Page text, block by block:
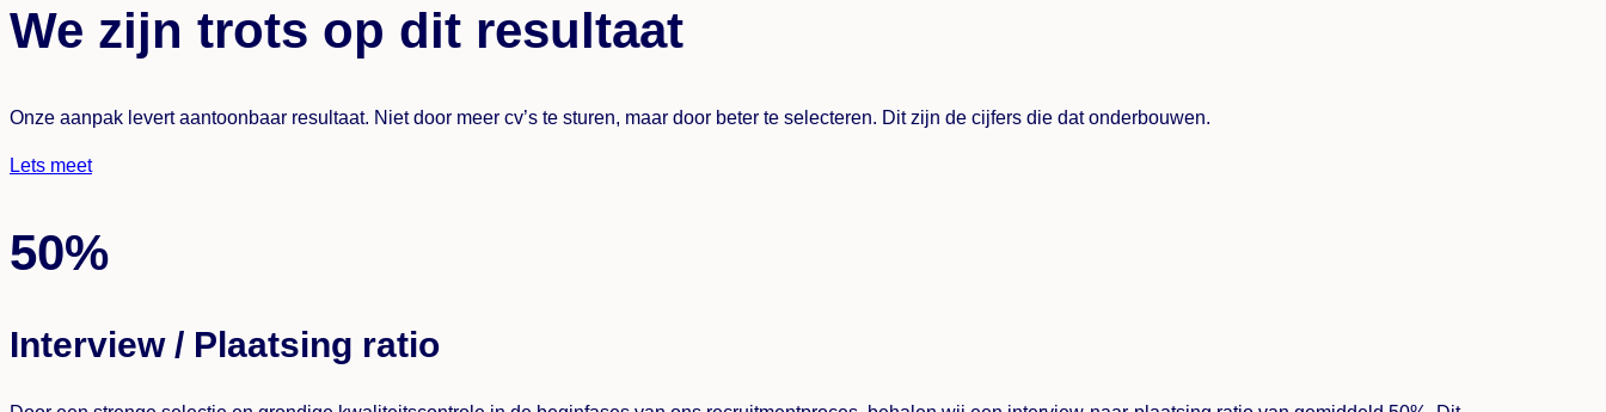
We zijn trots op dit resultaat
Onze aanpak levert aantoonbaar resultaat. Niet door meer cv’s te sturen, maar door beter te selecteren. Dit zijn de cijfers die dat onderbouwen.
Lets meet
50%
Interview / Plaatsing ratio